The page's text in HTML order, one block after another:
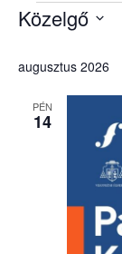
Közelgő
augusztus 2026
PÉN
14